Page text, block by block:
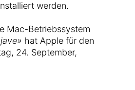
werden.
Mac-Betriebssystem
hat Apple für den
24. September,